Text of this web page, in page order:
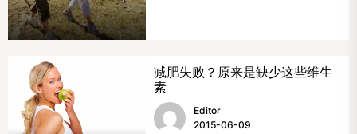
减肥失败？原来是缺少这些维生
素
Editor
2015-06-09